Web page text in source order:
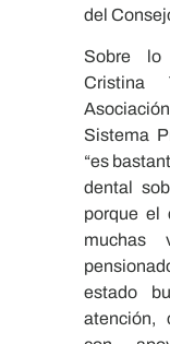
del
Sobre lo
Cristina
Sistema
“es
dental
porque el
muchas
estado
atención,